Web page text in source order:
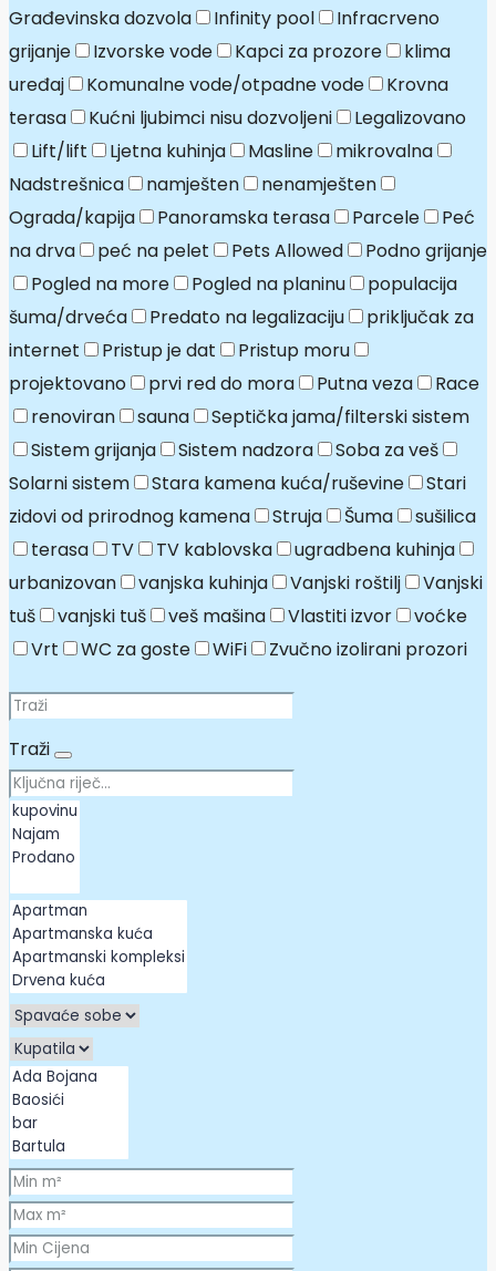
Građevinska dozvola
Infinity pool
Infracrveno
grijanje
Izvorske vode Kapci za prozore
klima
uređaj
Komunalne vode/otpadne vode
Krovna
terasa
Kućni ljubimci nisu dozvoljeni
Legalizovano
Lift/lift
Ljetna kuhinja Masline
mikrovalna
Nadstrešnica
namješten
nenamješten
Ograda/kapija
Panoramska terasa Parcele
Peć
na drva
peć na pelet Pets Allowed
Podno grijanje
Pogled na more
Pogled na planinu
populacija
šuma/drveća
Predato na legalizaciju
priključak za
internet
Pristup je dat
Pristup moru
projektovano
prvi red do mora Putna veza
Race
renoviran
sauna
Septička jama/filterski sistem
Sistem grijanja
Sistem nadzora
Soba za veš
Solarni sistem
Stara kamena kuća/ruševine
Stari
zidovi od prirodnog kamena
Struja Šuma
sušilica
terasa
TV TV kablovska
ugradbena kuhinja
urbanizovan
vanjska kuhinja Vanjski roštilj
Vanjski
tuš
vanjski tuš veš mašina Vlastiti izvor
voćke
Vrt
WC za goste WiFi Zvučno izolirani prozori
Traži